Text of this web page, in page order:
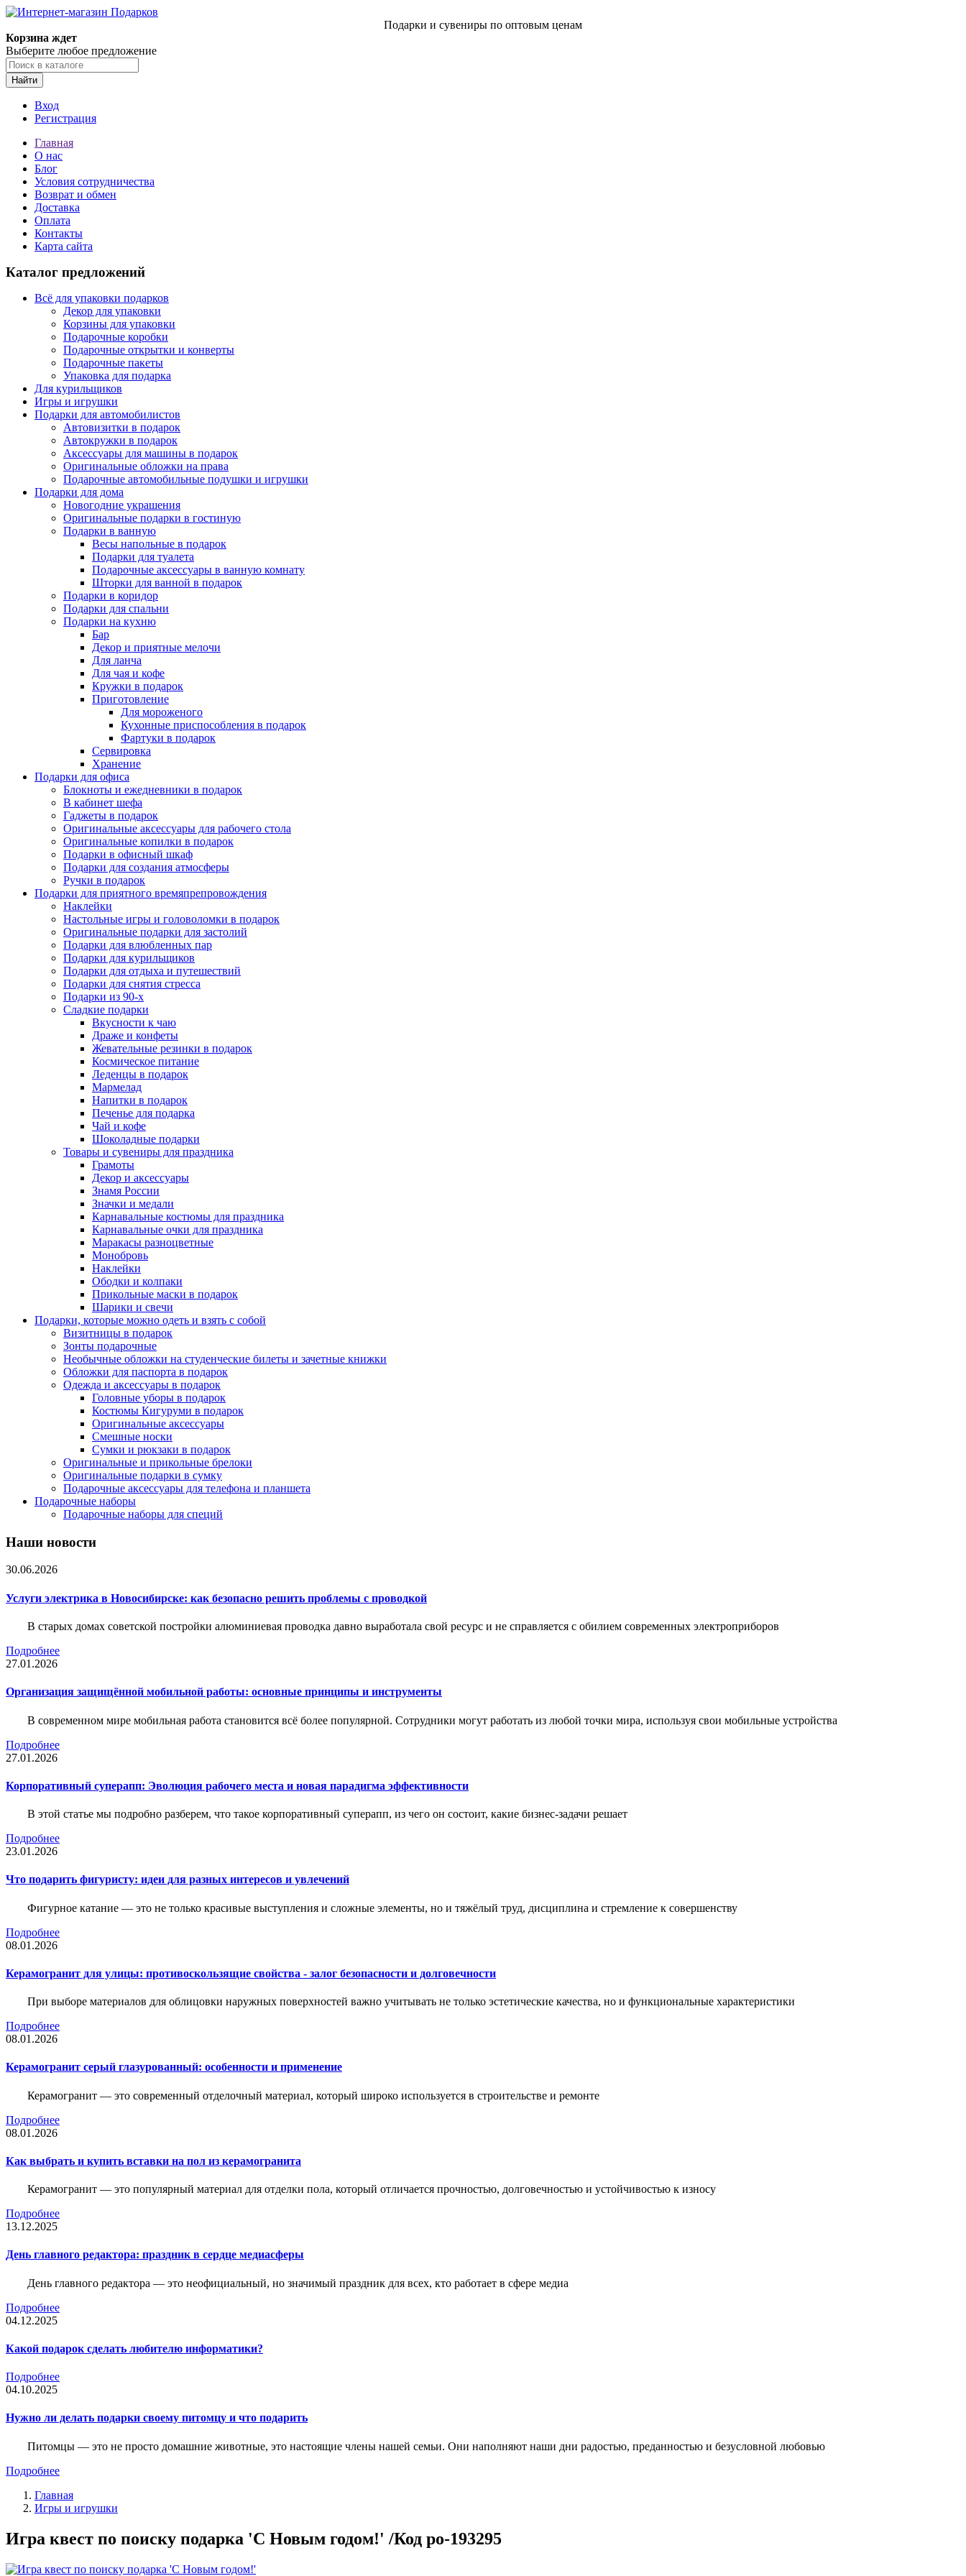
Подарки и сувениры по оптовым ценам
Корзина ждет
Выберите любое предложение
Найти
Вход
Регистрация
Главная
О нас
Блог
Условия сотрудничества
Возврат и обмен
Доставка
Оплата
Контакты
Карта сайта
Каталог предложений
Всё для упаковки подарков
Декор для упаковки
Корзины для упаковки
Подарочные коробки
Подарочные открытки и конверты
Подарочные пакеты
Упаковка для подарка
Для курильщиков
Игры и игрушки
Подарки для автомобилистов
Автовизитки в подарок
Автокружки в подарок
Аксессуары для машины в подарок
Оригинальные обложки на права
Подарочные автомобильные подушки и игрушки
Подарки для дома
Новогодние украшения
Оригинальные подарки в гостиную
Подарки в ванную
Весы напольные в подарок
Подарки для туалета
Подарочные аксессуары в ванную комнату
Шторки для ванной в подарок
Подарки в коридор
Подарки для спальни
Подарки на кухню
Бар
Декор и приятные мелочи
Для ланча
Для чая и кофе
Кружки в подарок
Приготовление
Для мороженого
Кухонные приспособления в подарок
Фартуки в подарок
Сервировка
Хранение
Подарки для офиса
Блокноты и ежедневники в подарок
В кабинет шефа
Гаджеты в подарок
Оригинальные аксессуары для рабочего стола
Оригинальные копилки в подарок
Подарки в офисный шкаф
Подарки для создания атмосферы
Ручки в подарок
Подарки для приятного времяпрепровождения
Наклейки
Настольные игры и головоломки в подарок
Оригинальные подарки для застолий
Подарки для влюбленных пар
Подарки для курильщиков
Подарки для отдыха и путешествий
Подарки для снятия стресса
Подарки из 90-х
Сладкие подарки
Вкусности к чаю
Драже и конфеты
Жевательные резинки в подарок
Космическое питание
Леденцы в подарок
Мармелад
Напитки в подарок
Печенье для подарка
Чай и кофе
Шоколадные подарки
Товары и сувениры для праздника
Грамоты
Декор и аксессуары
Знамя России
Значки и медали
Карнавальные костюмы для праздника
Карнавальные очки для праздника
Маракасы разноцветные
Монобровь
Наклейки
Ободки и колпаки
Прикольные маски в подарок
Шарики и свечи
Подарки, которые можно одеть и взять с собой
Визитницы в подарок
Зонты подарочные
Необычные обложки на студенческие билеты и зачетные книжки
Обложки для паспорта в подарок
Одежда и аксессуары в подарок
Головные уборы в подарок
Костюмы Кигуруми в подарок
Оригинальные аксессуары
Смешные носки
Сумки и рюкзаки в подарок
Оригинальные и прикольные брелоки
Оригинальные подарки в сумку
Подарочные аксессуары для телефона и планшета
Подарочные наборы
Подарочные наборы для специй
Наши новости
30.06.2026
Услуги электрика в Новосибирске: как безопасно решить проблемы с проводкой
В старых домах советской постройки алюминиевая проводка давно выработала свой ресурс и не справляется с обилием современных электроприборов
Подробнее
27.01.2026
Организация защищённой мобильной работы: основные принципы и инструменты
В современном мире мобильная работа становится всё более популярной. Сотрудники могут работать из любой точки мира, используя свои мобильные устройства
Подробнее
27.01.2026
Корпоративный суперапп: Эволюция рабочего места и новая парадигма эффективности
В этой статье мы подробно разберем, что такое корпоративный суперапп, из чего он состоит, какие бизнес-задачи решает
Подробнее
23.01.2026
Что подарить фигуристу: идеи для разных интересов и увлечений
Фигурное катание — это не только красивые выступления и сложные элементы, но и тяжёлый труд, дисциплина и стремление к совершенству
Подробнее
08.01.2026
Керамогранит для улицы: противоскользящие свойства - залог безопасности и долговечности
При выборе материалов для облицовки наружных поверхностей важно учитывать не только эстетические качества, но и функциональные характеристики
Подробнее
08.01.2026
Керамогранит серый глазурованный: особенности и применение
Керамогранит — это современный отделочный материал, который широко используется в строительстве и ремонте
Подробнее
08.01.2026
Как выбрать и купить вставки на пол из керамогранита
Керамогранит — это популярный материал для отделки пола, который отличается прочностью, долговечностью и устойчивостью к износу
Подробнее
13.12.2025
День главного редактора: праздник в сердце медиасферы
День главного редактора — это неофициальный, но значимый праздник для всех, кто работает в сфере медиа
Подробнее
04.12.2025
Какой подарок сделать любителю информатики?
Подробнее
04.10.2025
Нужно ли делать подарки своему питомцу и что подарить
Питомцы — это не просто домашние животные, это настоящие члены нашей семьи. Они наполняют наши дни радостью, преданностью и безусловной любовью
Подробнее
Главная
Игры и игрушки
Игра квест по поиску подарка 'С Новым годом!' /Код po-193295